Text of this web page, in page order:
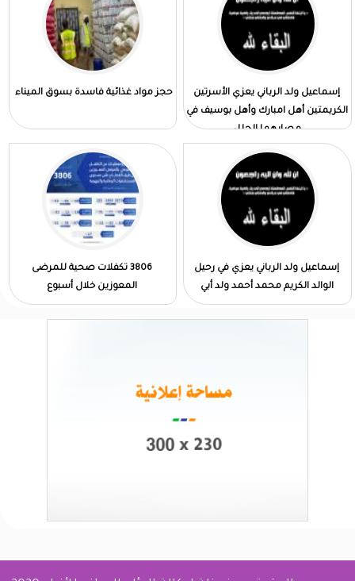
إسماعيل ولد الرباني يعزي الأسرتين
الكريمتين أهل امبارك وأهل بوسيف في
مصابهما الجلل
حجز مواد غذائية فاسدة بسوق الميناء
إسماعيل ولد الرباني يعزي في رحيل
الوالد الكريم محمد أحمد ولد أبي
3806 تكفلات صحية للمرضى
المعوزين خلال أسبوع